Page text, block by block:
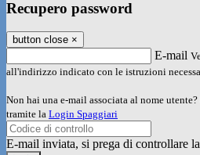
Recupero password
button close ×
E-mail
all'indirizzo indicato con le istruzioni
Non hai una e-mail associata al nome
tramite la Login Spaggiari
E-mail inviata, si prega di controllare